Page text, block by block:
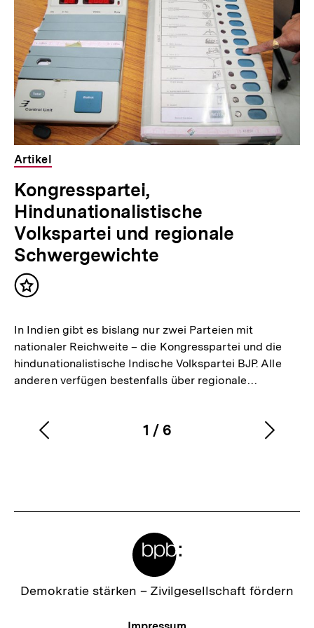
a
l
t
:
Artikel
Kongresspartei,
Hindunationalistische
Volkspartei und regionale
Schwergewichte
Inhalt
In Indien gibt es bislang nur zwei Parteien mit
nationaler Reichweite – die Kongresspartei und die
hindunationalistische Indische Volkspartei BJP. Alle
anderen verfügen bestenfalls über regionale…
Karussellinhalt
1
von
/ 6
Vorherigen
Zur
Demokratie stärken – Zivilgesellschaft fördern